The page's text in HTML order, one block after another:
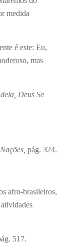
medida
é este: Eu,
mas
Deus Se
pág. 324.
afro-brasileiros,
517.